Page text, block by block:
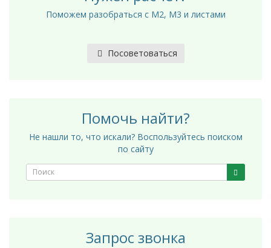
Поможем разобраться с М2, М3 и листами
Посоветоваться
Помочь найти?
Не нашли то, что искали? Воспользуйтесь поиском
по сайту
Запрос звонка